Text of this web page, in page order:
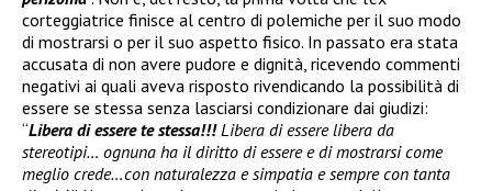
corteggiatrice finisce al centro di polemiche per il suo modo
di mostrarsi o per il suo aspetto fisico. In passato era stata
accusata di non avere pudore e dignità, ricevendo commenti
negativi ai quali aveva risposto rivendicando la possibilità di
essere se stessa senza lasciarsi condizionare dai giudizi:
“Libera di essere te stessa!!!Libera di essere libera da
stereotipi… ognuna ha il diritto di essere e di mostrarsi come
meglio crede…con naturalezza e simpatia e sempre con tanta